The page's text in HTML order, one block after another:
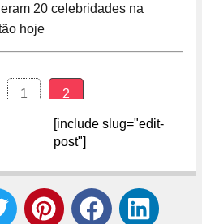
1 2
[include slug="edit-
post"]